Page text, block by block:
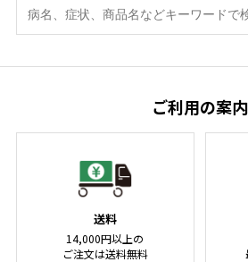
ご利用の案内
送料
14,000円以上の
ご注文は送料無料